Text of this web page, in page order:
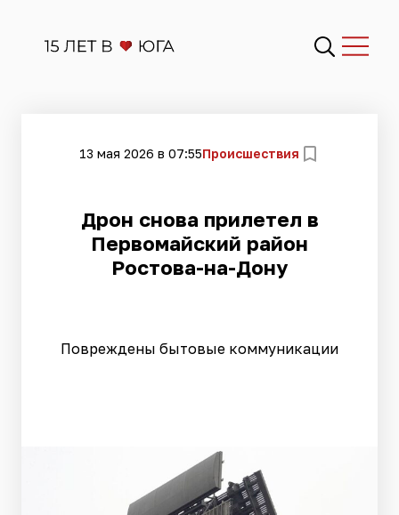
13 мая 2026 в 07:55Происшествия
Дрон снова прилетел в
Первомайский район
Ростова-на-Дону
Повреждены бытовые коммуникации